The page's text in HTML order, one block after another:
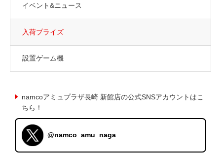
イベント&ニュース
入荷プライズ
設置ゲーム機
namcoアミュプラザ長崎 新館店の公式SNSアカウントはこ
ちら！
@namco_amu_naga